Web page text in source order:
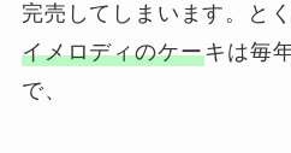
完売してしまいます。と
イメロディのケーキは毎
で、